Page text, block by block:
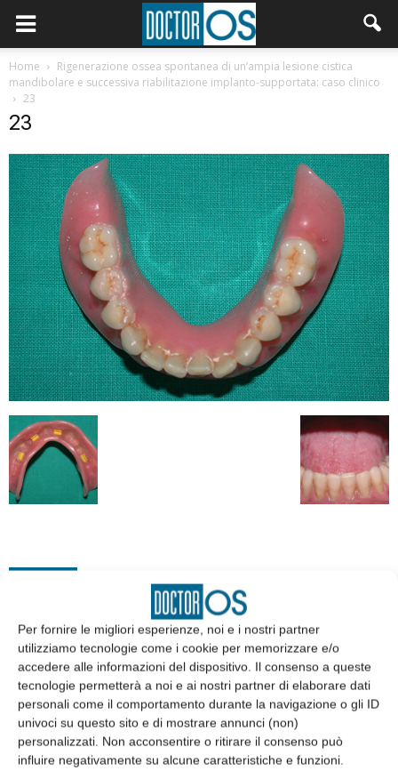
Per fornire le migliori esperienze, noi e i nostri partner
utilizziamo tecnologie come i cookie per memorizzare e/o
accedere alle informazioni del dispositivo. Il consenso a queste
tecnologie permetterà a noi e ai nostri partner di elaborare dati
personali come il comportamento durante la navigazione o gli ID
univoci su questo sito e di mostrare annunci (non)
personalizzati. Non acconsentire o ritirare il consenso può
influire negativamente su alcune caratteristiche e funzioni.
Home
Rigenerazione ossea spontanea di un’ampia lesione cistica
mandibolare e successiva riabilitazione implanto-supportata: caso clinico
23
23